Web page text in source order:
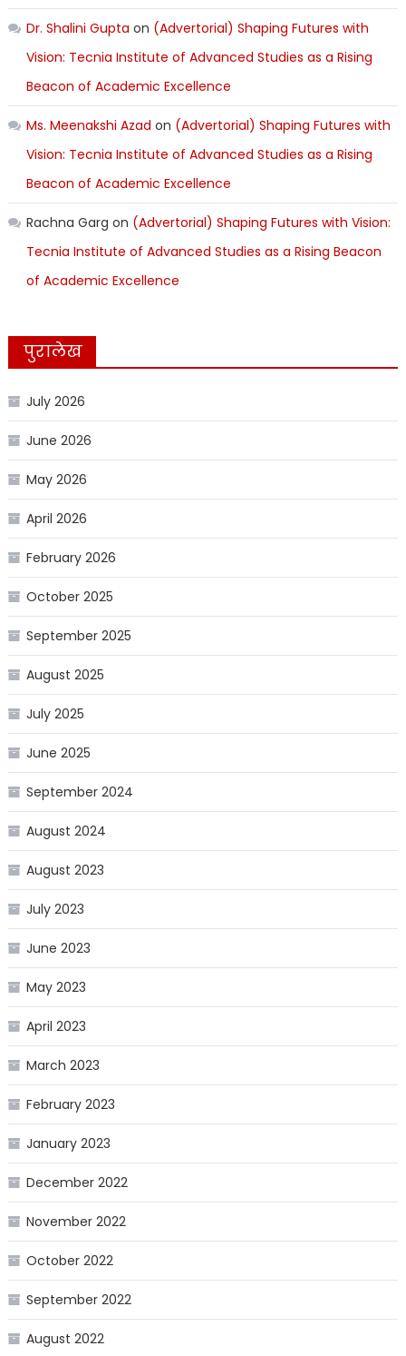
Dr. Shalini Gupta on (Advertorial) Shaping Futures with
Vision: Tecnia Institute of Advanced Studies as a Rising
Beacon of Academic Excellence
Ms. Meenakshi Azad on (Advertorial) Shaping Futures with
Vision: Tecnia Institute of Advanced Studies as a Rising
Beacon of Academic Excellence
Rachna Garg on (Advertorial) Shaping Futures with Vision:
Tecnia Institute of Advanced Studies as a Rising Beacon
of Academic Excellence
पुरालेख
July 2026
June 2026
May 2026
April 2026
February 2026
October 2025
September 2025
August 2025
July 2025
June 2025
September 2024
August 2024
August 2023
July 2023
June 2023
May 2023
April 2023
March 2023
February 2023
January 2023
December 2022
November 2022
October 2022
September 2022
August 2022